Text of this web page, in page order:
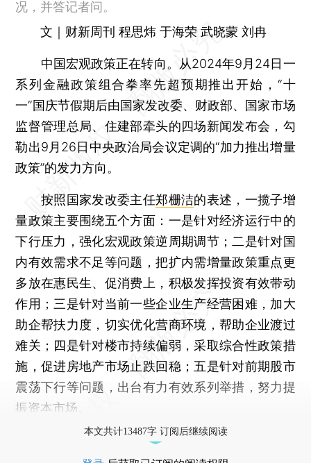
况，并答记者问。
文｜财新周刊 程思炜 于海荣 武晓蒙 刘冉
中国宏观政策正在转向。从2024年9月24日一
系列金融政策组合拳率先超预期推出开始，“十
一”国庆节假期后由国家发改委、财政部、国家市场
监督管理总局、住建部牵头的四场新闻发布会，勾
勒出9月26日中央政治局会议定调的“加力推出增量
政策”的发力方向。
按照国家发改委主任郑栅洁的表述，一揽子增
量政策主要围绕五个方面：一是针对经济运行中的
下行压力，强化宏观政策逆周期调节；二是针对国
内有效需求不足等问题，把扩内需增量政策重点更
多放在惠民生、促消费上，积极发挥投资有效带动
作用；三是针对当前一些企业生产经营困难，加大
助企帮扶力度，切实优化营商环境，帮助企业渡过
难关；四是针对楼市持续偏弱，采取综合性政策措
施，促进房地产市场止跌回稳；五是针对前期股市
震荡下行等问题，出台有力有效系列举措，努力提
振资本市场。
本文共计13487字 订阅后继续阅读